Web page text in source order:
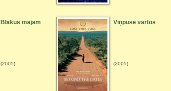
Blakus mājām
(2005)
Viņpusē vārtos
(2005)